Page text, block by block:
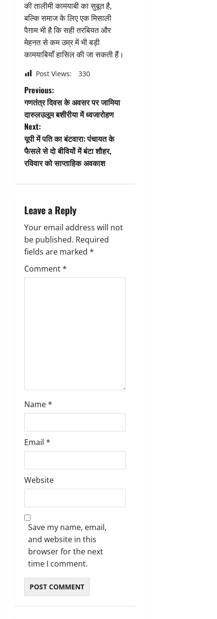
की तालीमी कामयाबी का सुबूत है,
बल्कि समाज के लिए एक मिसाली
पैग़ाम भी है कि सही तरबियत और
मेहनत से कम उम्र में भी बड़ी
कामयाबियाँ हासिल की जा सकती हैं।
Post Views: 330
P
o
s
t
v
i
g
a
Previous:
गणतंत्र दिवस के अवसर पर जामिया
दारुलउलूम बशीरीया में ध्वजारोहण
Next:
यूपी में पति का बंटवारा: पंचायत के
फैसले से दो बीवियों में बंटा शौहर,
रविवार को साप्ताहिक अवकाश
Leave a Reply
Your email address will not
be published. Required
fields are marked *
Comment*
Name*
Email *
Website
Save my name, email,
and website in this
browser for the next
time I comment.